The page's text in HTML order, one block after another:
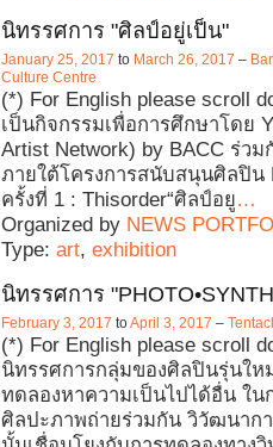
นิทรรศการ "ศิลป์อยู่เป็น"
January 25, 2017 to March 26, 2017 –
Culture Centre
(*) For English please scroll
เป็นกิจกรรมเพื่อการศึกษาโดย
Artist Network) by BACC ร่วม
ภายใต้โครงการสนับสนุนศิลปิน
ครั้งที่ 1 : Thisorder“ศิลป์อยู…
Organized by NEWS
Type: art, exhibition
นิทรรศการ
February 3, 2017 toApril 3, 2017 –
(*) For English please scroll
นิทรรศการกลุ่มของศิลปินรุ่นให
ทดลองหาความเป็นไปได้อื่น ใน
ศิลปะภาพถ่ายร่วมกัน วิวัฒนาก